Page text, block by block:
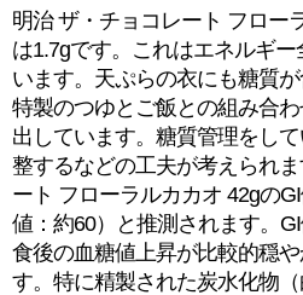
明治 ザ・チョコレート フロー
は1.7gです。これはエネルギ
います。天ぷらの衣にも糖質
特製のつゆとご飯との組み合
出しています。糖質管理をし
整するなどの工夫が考えられ
ート フローラルカカオ 42gの
値：約60）と推測されます。
食後の血糖値上昇が比較的穏
す。特に精製された炭水化物